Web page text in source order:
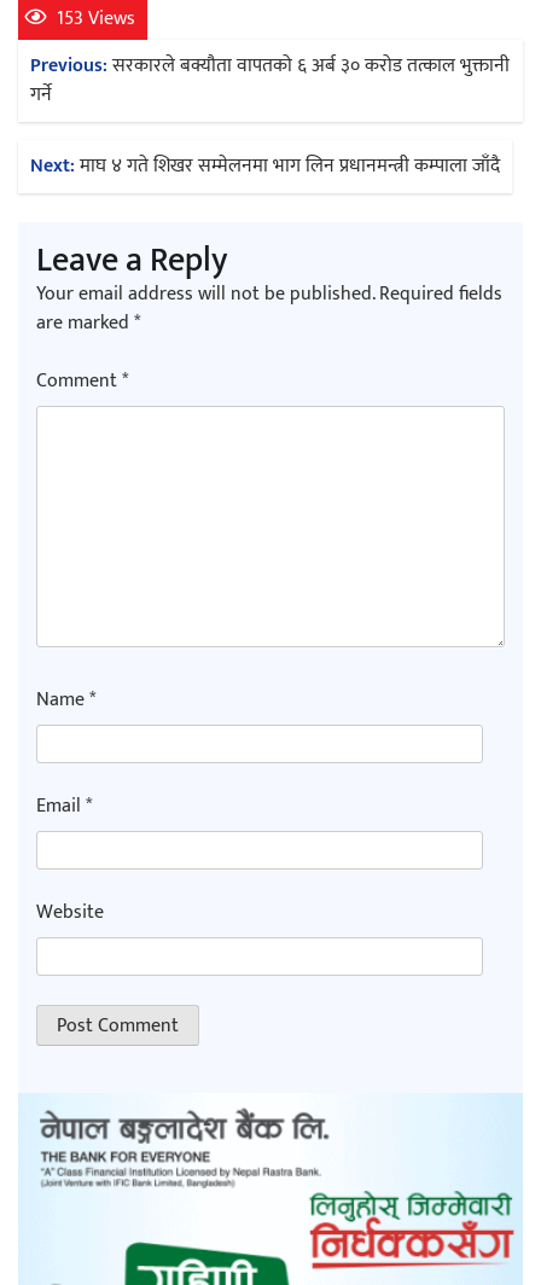
153 Views
Post
navigation
Previous:सरकारले बक्यौता वापतको ६ अर्ब ३० करोड तत्काल भुक्तानी
गर्ने
Next:माघ ४ गते शिखर सम्मेलनमा भाग लिन प्रधानमन्त्री कम्पाला जाँदै
Leave a Reply
Your email address will not be published.Required fields
are marked*
Comment*
Name*
Email*
Website